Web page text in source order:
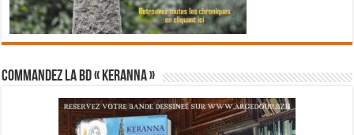
Commandez la BD « Keranna »